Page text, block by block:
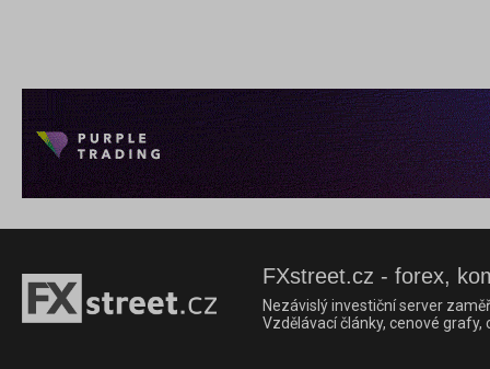
FXstreet.cz - forex,
Nezávislý investiční server
Vzdělávací články, cenové